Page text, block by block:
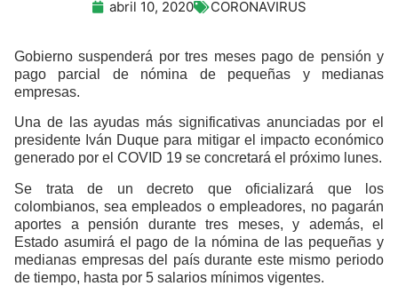
abril 10, 2020 CORONAVIRUS
Gobierno suspenderá por tres meses pago de pensión y
pago parcial de nómina de pequeñas y medianas
empresas.
Una de las ayudas más significativas anunciadas por el
presidente Iván Duque para mitigar el impacto económico
generado por el COVID 19 se concretará el próximo lunes.
Se trata de un decreto que oficializará que los
colombianos, sea empleados o empleadores, no pagarán
aportes a pensión durante tres meses, y además, el
Estado asumirá el pago de la nómina de las pequeñas y
medianas empresas del país durante este mismo periodo
de tiempo, hasta por 5 salarios mínimos vigentes.